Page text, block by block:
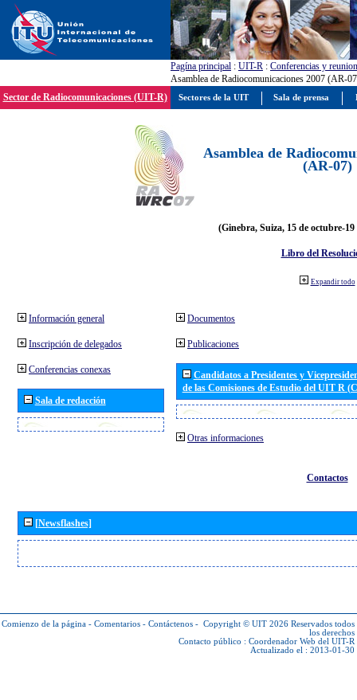
Pagína principal : UIT-R : Conferencias y
Asamblea de Radiocomunicaciones 2007 (AR-
Sector de Radiocomunicaciones (UIT-R)
Asamblea de
(AR-07)
(Ginebra, Suiza, 15 de octubre-19
Libro del
Expandir todo
Información general
Inscripción de delegados
Conferencias conexas
Sala de redacción
Documentos
Publicaciones
Candidatos a Presidentes y
de las Comisiones de Estudio del UIT R
Otras informaciones
Contactos
[Newsflashes]
Comienzo de la página - Comentarios - Contáctenos - Copyright © UIT 2026 Reservados todos
los derechos
Contacto público : Coordenador Web del UIT-R
Actualizado el : 2013-01-30
Sectores de la UIT Sala de prensa